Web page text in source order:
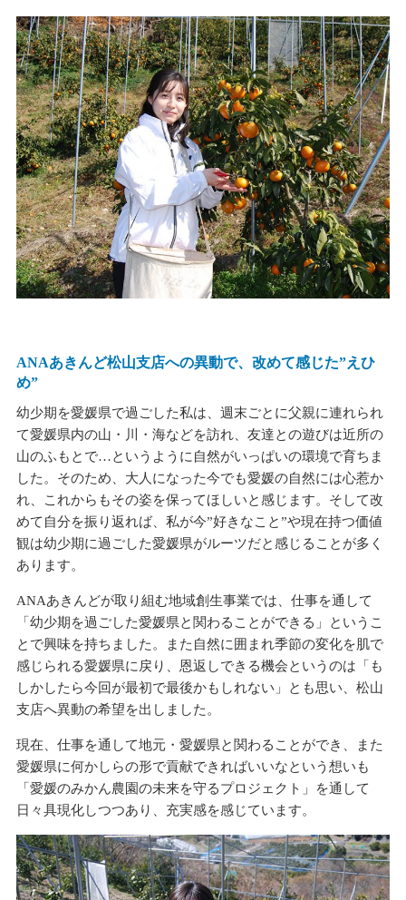
ANAあきんど松山支店への異動で、改めて感じた”えひ
め”
幼少期を愛媛県で過ごした私は、週末ごとに父親に連れられ
て愛媛県内の山・川・海などを訪れ、友達との遊びは近所の
山のふもとで…というように自然がいっぱいの環境で育ちま
した。そのため、大人になった今でも愛媛の自然には心惹か
れ、これからもその姿を保ってほしいと感じます。そして改
めて自分を振り返れば、私が今”好きなこと”や現在持つ価値
観は幼少期に過ごした愛媛県がルーツだと感じることが多く
あります。
ANAあきんどが取り組む地域創生事業では、仕事を通して
「幼少期を過ごした愛媛県と関わることができる」というこ
とで興味を持ちました。また自然に囲まれ季節の変化を肌で
感じられる愛媛県に戻り、恩返しできる機会というのは「も
しかしたら今回が最初で最後かもしれない」とも思い、松山
支店へ異動の希望を出しました。
現在、仕事を通して地元・愛媛県と関わることができ、また
愛媛県に何かしらの形で貢献できればいいなという想いも
「愛媛のみかん農園の未来を守るプロジェクト」を通して
日々具現化しつつあり、充実感を感じています。